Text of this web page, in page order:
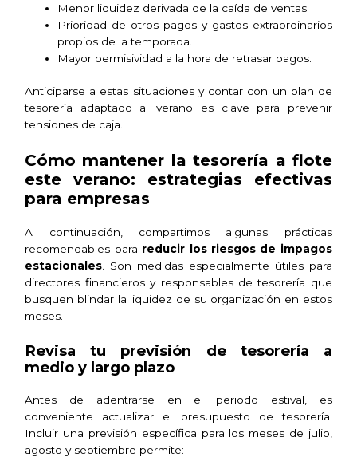
Menor liquidez derivada de la caída de ventas.
Prioridad de otros pagos y gastos extraordinarios
propios de la temporada.
Mayor permisividad a la hora de retrasar pagos.
Anticiparse a estas situaciones y contar con un plan de
tesorería adaptado al verano es clave para prevenir
tensiones de caja.
Cómo mantener la tesorería a flote
este verano: estrategias efectivas
para empresas
A continuación, compartimos algunas prácticas
recomendables para reducir los riesgos de impagos
estacionales . Son medidas especialmente útiles para
directores financieros y responsables de tesorería que
busquen blindar la liquidez de su organización en estos
meses.
Revisa tu previsión de tesorería a
medio y largo plazo
Antes de adentrarse en el periodo estival, es
conveniente actualizar el presupuesto de tesorería.
Incluir una previsión específica para los meses de julio,
agosto y septiembre permite: